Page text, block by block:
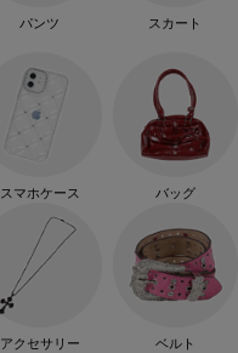
パンツ スカート
スマホケース バッグ
アクセサリー ベルト